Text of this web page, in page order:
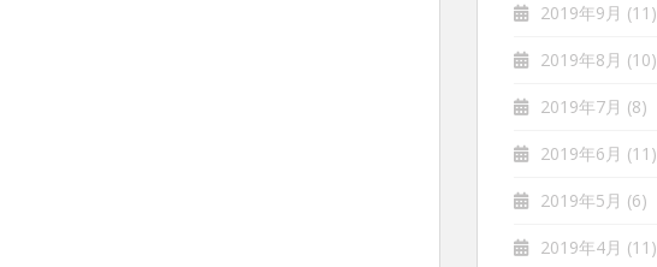
2019年9月 (11)
2019年8月 (10)
2019年7月 (8)
2019年6月 (11)
2019年5月 (6)
2019年4月 (11)